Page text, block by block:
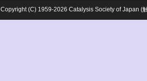
Copyright (C) 1959-2026 Catalysis Society of Japan (